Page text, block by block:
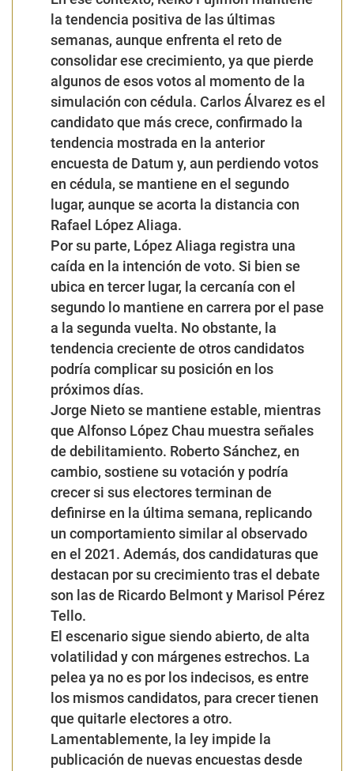
la tendencia positiva de las últimas
semanas, aunque enfrenta el reto de
consolidar ese crecimiento, ya que pierde
algunos de esos votos al momento de la
simulación con cédula. Carlos Álvarez es el
candidato que más crece, confirmado la
tendencia mostrada en la anterior
encuesta de Datum y, aun perdiendo votos
en cédula, se mantiene en el segundo
lugar, aunque se acorta la distancia con
Rafael López Aliaga.
Por su parte, López Aliaga registra una
caída en la intención de voto. Si bien se
ubica en tercer lugar, la cercanía con el
segundo lo mantiene en carrera por el pase
a la segunda vuelta. No obstante, la
tendencia creciente de otros candidatos
podría complicar su posición en los
próximos días.
Jorge Nieto se mantiene estable, mientras
que Alfonso López Chau muestra señales
de debilitamiento. Roberto Sánchez, en
cambio, sostiene su votación y podría
crecer si sus electores terminan de
definirse en la última semana, replicando
un comportamiento similar al observado
en el 2021. Además, dos candidaturas que
destacan por su crecimiento tras el debate
son las de Ricardo Belmont y Marisol Pérez
Tello.
El escenario sigue siendo abierto, de alta
volatilidad y con márgenes estrechos. La
pelea ya no es por los indecisos, es entre
los mismos candidatos, para crecer tienen
que quitarle electores a otro.
Lamentablemente, la ley impide la
publicación de nuevas encuestas desde